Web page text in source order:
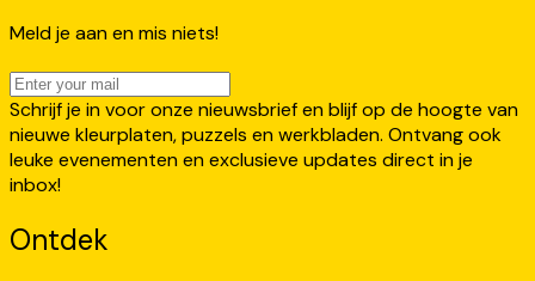
Meld je aan en mis niets!
Schrijf je in voor onze nieuwsbrief en blijf op de hoogte van
nieuwe kleurplaten, puzzels en werkbladen. Ontvang ook
leuke evenementen en exclusieve updates direct in je
inbox!
Ontdek